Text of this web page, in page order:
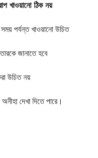
খাওয়ানো ঠিক নয়
সময় পর্যন্ত খাওয়ানো উচিত
জানাতে হবে
উচিত নয়
দেখা দিতে পারে।